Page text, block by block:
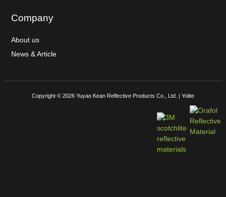
Company
About us
News & Article
Copyright © 2026 Yuyao Kean Reflective Products Co., Ltd. | Yolite